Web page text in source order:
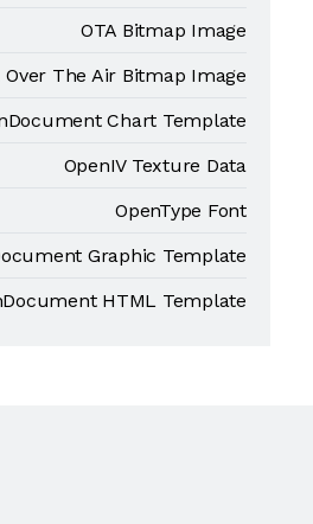
OTA Bitmap Image
Over The Air Bitmap Image
Chart Template
OpenIV Texture Data
OpenType Font
Graphic Template
HTML Template